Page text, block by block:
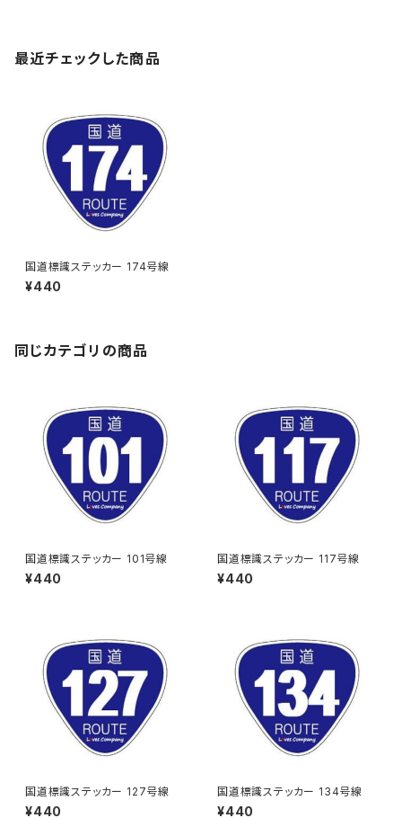
最近チェックした商品
国道標識ステッカー 174号線
¥440
同じカテゴリの商品
国道標識ステッカー 101号線
¥440
国道標識ステッカー 117号線
¥440
国道標識ステッカー 127号線
¥440
国道標識ステッカー 134号線
¥440